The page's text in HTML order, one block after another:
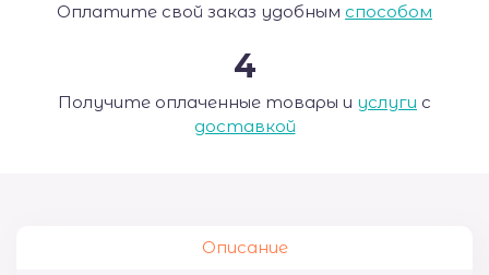
Оплатите свой заказ удобным способом
4
Получите оплаченные товары и услуги с
доставкой
Описание